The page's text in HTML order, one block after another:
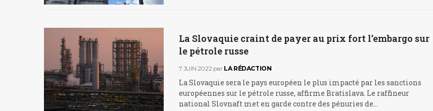
La Slovaquie craint de payer au prix fort l’embargo sur
le pétrole russe
7 JUIN 2022 par LA RÉDACTION
La Slovaquie sera le pays européen le plus impacté par les sanctions
européennes sur le pétrole russe, affirme Bratislava. Le raffineur
national Slovnaft met en garde contre des pénuries de…